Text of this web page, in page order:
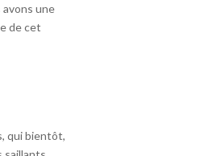
avons une
de cet
qui bientôt,